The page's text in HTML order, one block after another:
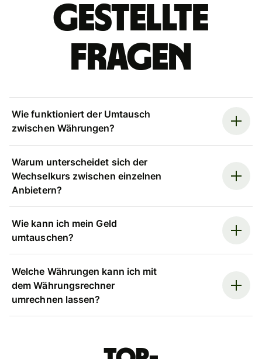
gestellte
Fragen
Wie funktioniert der Umtausch
zwischen Währungen?
Warum unterscheidet sich der
Wechselkurs zwischen einzelnen
Anbietern?
Wie kann ich mein Geld
umtauschen?
Welche Währungen kann ich mit
dem Währungsrechner
umrechnen lassen?